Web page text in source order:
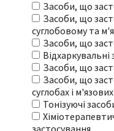
Засоби, що
Засоби, що
суглобовому та
Засоби, що
Відхаркувальні
Засоби, що
Засоби, що
суглобах і
Тонізуючі
застосування